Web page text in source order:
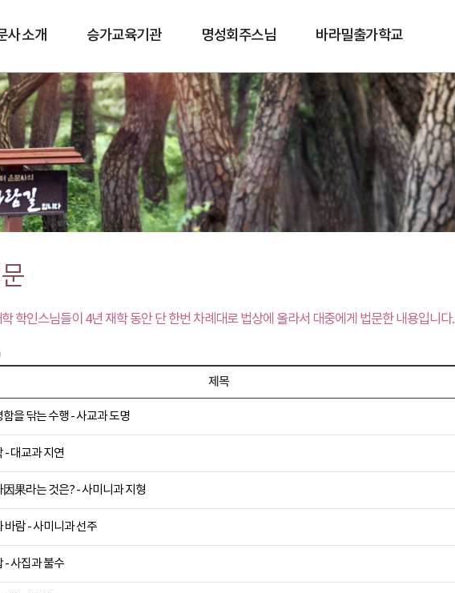
사 소개 승가교육기관 명성회주스님 바라밀출가학교
람길
학인스님들이 4년 재학 동안 단 한번 차례대로 법상에 올라서 대중에게 법문한 내용입니다.
제목
을 닦는 수행 - 사교과 도명
- 대교과 지연
因果라는 것은? - 사미니과 지형
바람 - 사미니과 선주
- 사집과 불수